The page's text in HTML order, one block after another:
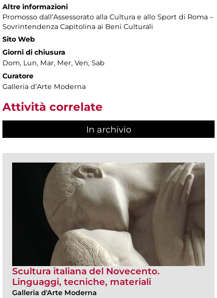
Altre informazioni
Promosso dall’Assessorato alla Cultura e allo Sport di Roma –
Sovrintendenza Capitolina ai Beni Culturali
Sito Web
Giorni di chiusura
Dom, Lun, Mar, Mer, Ven, Sab
Curatore
Galleria d’Arte Moderna
Attività correlate
In archivio
Scultura italiana del Novecento.
Linguaggi, tecniche, materiali
Galleria d'Arte Moderna